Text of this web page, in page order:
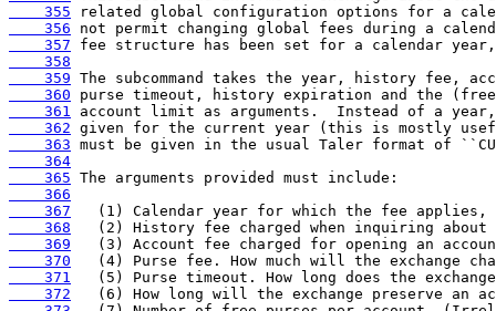
    355
    356
    357
    358
    359
    360
    361
    362
    363
    364
    365
    366
    367
    368
    369
    370
    371
    372